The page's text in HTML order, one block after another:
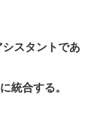
スタントであ
統合する。